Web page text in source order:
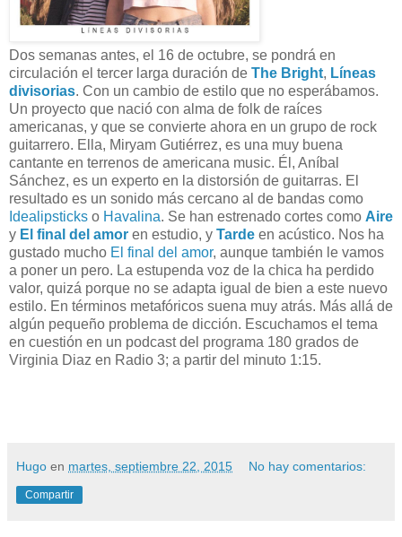
Dos semanas antes, el 16 de octubre, se pondrá en
circulación el tercer larga duración de The Bright, Líneas
divisorias. Con un cambio de estilo que no esperábamos.
Un proyecto que nació con alma de folk de raíces
americanas, y que se convierte ahora en un grupo de rock
guitarrero. Ella, Miryam Gutiérrez, es una muy buena
cantante en terrenos de americana music. Él, Aníbal
Sánchez, es un experto en la distorsión de guitarras. El
resultado es un sonido más cercano al de bandas como
Idealipsticks o Havalina. Se han estrenado cortes como Aire
y El final del amor en estudio, y Tarde en acústico. Nos ha
gustado mucho El final del amor, aunque también le vamos
a poner un pero. La estupenda voz de la chica ha perdido
valor, quizá porque no se adapta igual de bien a este nuevo
estilo. En términos metafóricos suena muy atrás. Más allá de
algún pequeño problema de dicción. Escuchamos el tema
en cuestión en un podcast del programa 180 grados de
Virginia Diaz en Radio 3; a partir del minuto 1:15.
Hugo en martes, septiembre 22, 2015 No hay comentarios:
Compartir